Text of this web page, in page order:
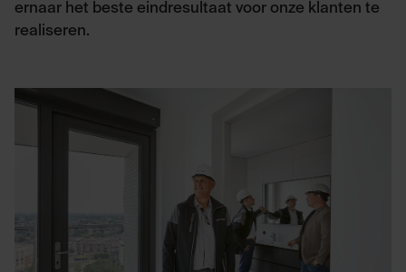
ernaar het beste eindresultaat voor onze klanten te
realiseren.